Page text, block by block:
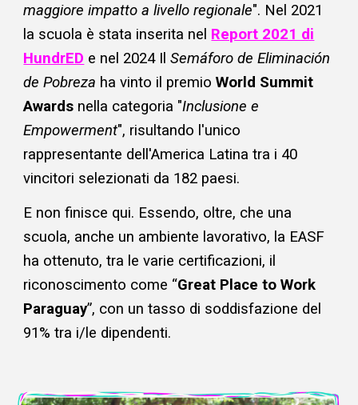
maggiore impatto a livello regionale".​ Nel 2021
la scuola è stata inserita nel Report 2021 di
HundrED e nel 2024 IlSemáforo de Eliminación
de Pobreza ha vinto il premioWorld Summit
Awards nella categoria "Inclusione e
Empowerment", risultando l'unico
rappresentante dell'America Latina tra i 40
vincitori selezionati da 182 paesi.​
E non finisce qui. Essendo, oltre, che una
scuola, anche un ambiente lavorativo, la EASF
ha ottenuto, tra le varie certificazioni, il
riconoscimento come “Great Place to Work
Paraguay”, con un tasso di soddisfazione del
91% tra i/le dipendenti​.